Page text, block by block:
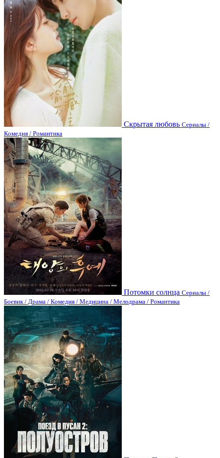
Скрытая любовь Сериалы /
Комедия / Романтика
Потомки солнца Сериалы /
Боевик / Драма / Комедия / Медицина / Мелодрама / Романтика